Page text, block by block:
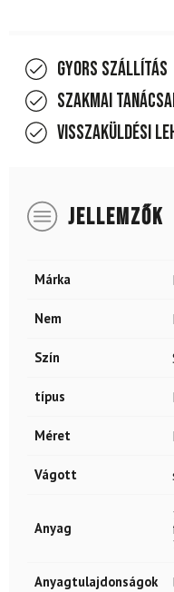
Gyors szállítás
Szakmai
Visszaküldési
JELLEMZŐK
Márka
Nem
Szín
típus
Méret
Vágott
Anyag
Anyagtulajdonságok